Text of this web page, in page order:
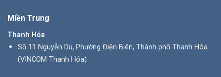
Miền Trung
Thanh Hóa
Số 11 Nguyễn Du, Phường Điện Biên, Thành phố Thanh Hóa
(VINCOM Thanh Hóa)